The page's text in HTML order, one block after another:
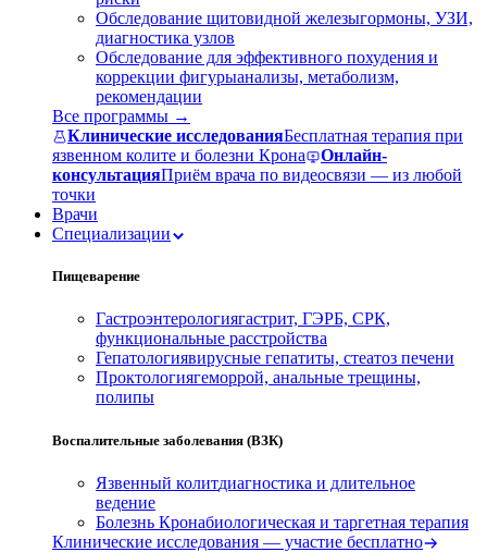
Обследование щитовидной железыгормоны, УЗИ,
диагностика узлов
Обследование для эффективного похудения и
коррекции фигурыанализы, метаболизм,
рекомендации
Все программы →
Клинические исследованияБесплатная терапия при
язвенном колите и болезни Крона
Онлайн-
консультацияПриём врача по видеосвязи — из любой
точки
Врачи
Специализации
Пищеварение
Гастроэнтерологиягастрит, ГЭРБ, СРК,
функциональные расстройства
Гепатологиявирусные гепатиты, стеатоз печени
Проктологиягеморрой, анальные трещины,
полипы
Воспалительные заболевания (ВЗК)
Язвенный колитдиагностика и длительное
ведение
Болезнь Кронабиологическая и таргетная терапия
Клинические исследования — участие бесплатно